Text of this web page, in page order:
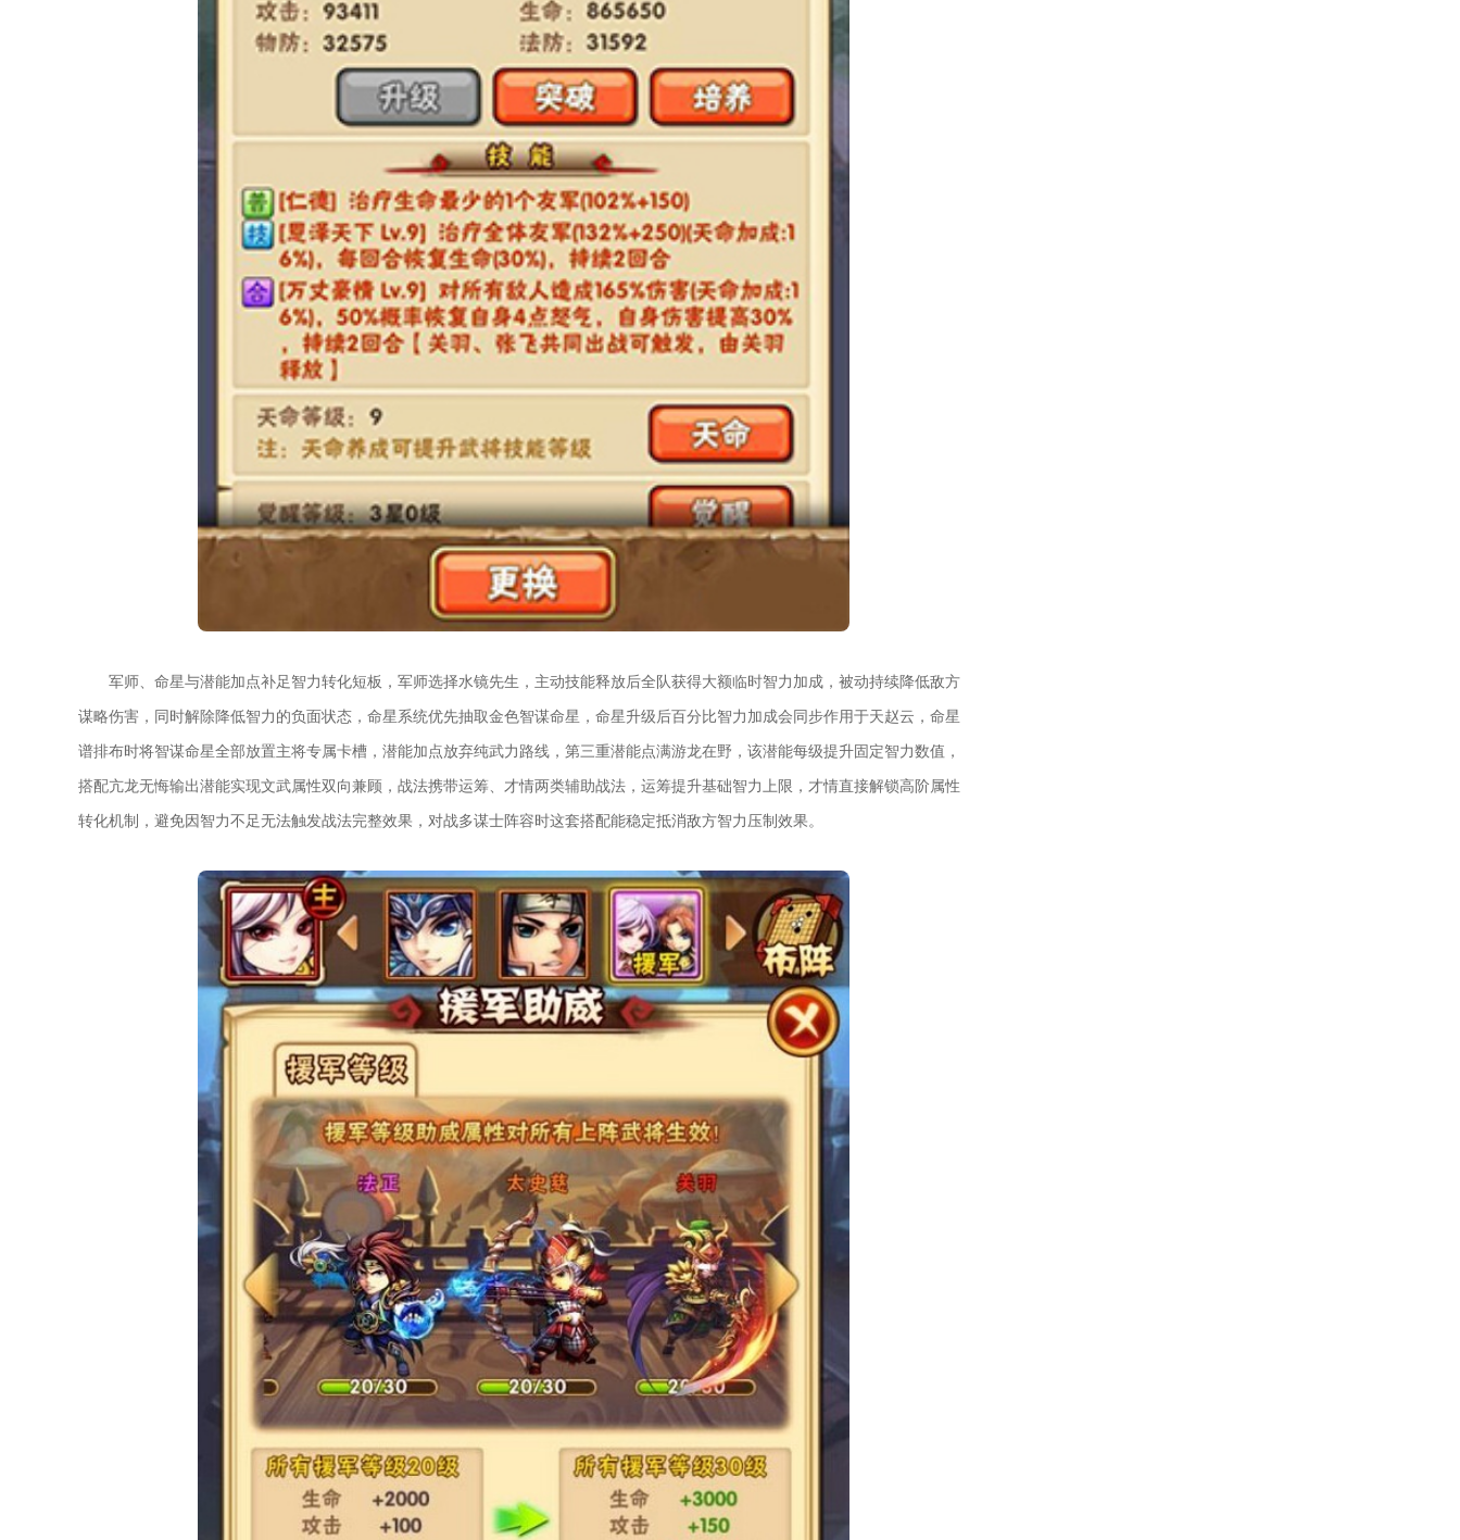
军师、命星与潜能加点补足智力转化短板，军师选择水镜先生，主动技能释放后全队获得大额临时智力加成，被动持续降低敌方
谋略伤害，同时解除降低智力的负面状态，命星系统优先抽取金色智谋命星，命星升级后百分比智力加成会同步作用于天赵云，命星
谱排布时将智谋命星全部放置主将专属卡槽，潜能加点放弃纯武力路线，第三重潜能点满游龙在野，该潜能每级提升固定智力数值，
搭配亢龙无悔输出潜能实现文武属性双向兼顾，战法携带运筹、才情两类辅助战法，运筹提升基础智力上限，才情直接解锁高阶属性
转化机制，避免因智力不足无法触发战法完整效果，对战多谋士阵容时这套搭配能稳定抵消敌方智力压制效果。